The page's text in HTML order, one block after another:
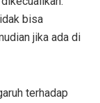
bisa
jika ada di
terhadap